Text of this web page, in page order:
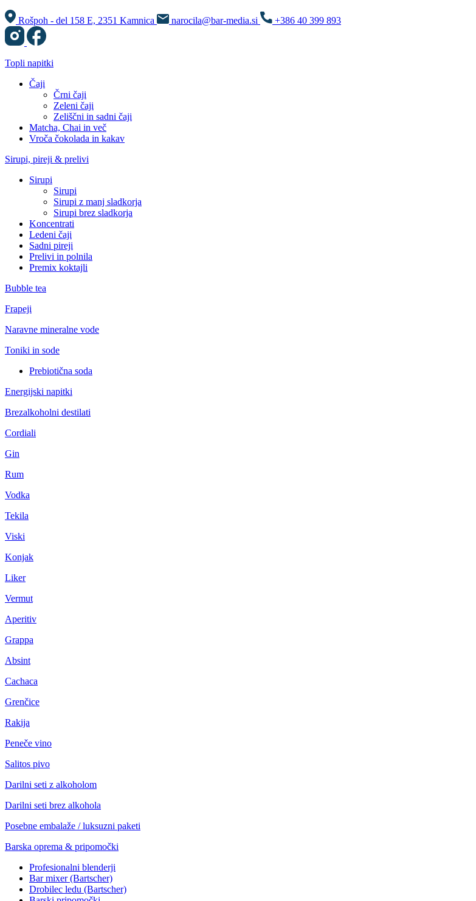
Rošpoh - del 158 E, 2351 Kamnica narocila@bar-media.si +386 40 399 893
Topli napitki
Čaji
Črni čaji
Zeleni čaji
Zeliščni in sadni čaji
Matcha, Chai in več
Vroča čokolada in kakav
Sirupi, pireji & prelivi
Sirupi
Sirupi
Sirupi z manj sladkorja
Sirupi brez sladkorja
Koncentrati
Ledeni čaji
Sadni pireji
Prelivi in polnila
Premix koktajli
Bubble tea
Frapeji
Naravne mineralne vode
Toniki in sode
Prebiotična soda
Energijski napitki
Brezalkoholni destilati
Cordiali
Gin
Rum
Vodka
Tekila
Viski
Konjak
Liker
Vermut
Aperitiv
Grappa
Absint
Cachaca
Grenčice
Rakija
Peneče vino
Salitos pivo
Darilni seti z alkoholom
Darilni seti brez alkohola
Posebne embalaže / luksuzni paketi
Barska oprema & pripomočki
Profesionalni blenderji
Bar mixer (Bartscher)
Drobilec ledu (Bartscher)